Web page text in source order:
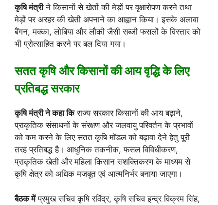
कृषि मंत्रीने किसानों से खेतों की मेड़ों पर वृक्षारोपण करने तथा
मेड़ों पर अरहर की खेती अपनाने का आह्वान किया। इसके अलावा
बैंगन, मक्का, लोबिया और लौकी जैसी सब्जी फसलों के विस्तार को
भी प्रोत्साहित करने पर बल दिया गया।
सतत कृषि और किसानों की आय वृद्धि के लिए
प्रतिबद्ध सरकार
कृषि मंत्री ने कहा किराज्य सरकार किसानों की आय बढ़ाने,
प्राकृतिक संसाधनों के संरक्षण और जलवायु परिवर्तन के प्रभावों
को कम करने के लिए सतत कृषि मॉडल को बढ़ावा देने हेतु पूरी
तरह प्रतिबद्ध है। आधुनिक तकनीक, फसल विविधीकरण,
प्राकृतिक खेती और महिला किसान सशक्तिकरण के माध्यम से
कृषि क्षेत्र को अधिक मजबूत एवं आत्मनिर्भर बनाया जाएगा।
बैठक मेंप्रमुख सचिव कृषि रविंद्र, कृषि सचिव इन्द्र विक्रम सिंह,